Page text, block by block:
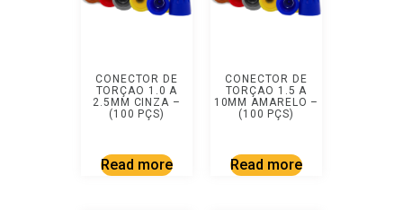
CONECTOR DE
TORÇAO 1.0 A
2.5MM CINZA –
(100 PÇS)
Read more
CONECTOR DE
TORÇAO 1.5 A
10MM AMARELO –
(100 PÇS)
Read more